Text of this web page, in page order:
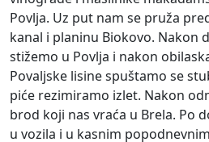
Povlja. Uz put nam se pruža
kanal i planinu Biokovo. Nakon
stižemo u Povlja i nakon
Povaljske lisine spuštamo se
piće rezimiramo izlet. Nakon
brod koji nas vraća u Brela. Po
u vozila i u kasnim